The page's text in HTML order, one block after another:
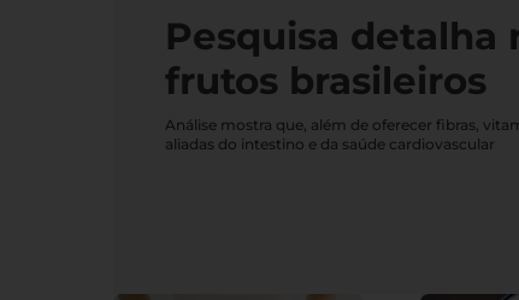
Pesquisa detalha
frutos brasileiros
Análise mostra que, além de oferecer fibras,
aliadas do intestino e da saúde cardiovascular